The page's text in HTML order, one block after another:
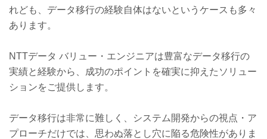
れども、データ移行の経験自体はないというケースも多々
あります。
NTTデータ バリュー・エンジニアは豊富なデータ移行の
実績と経験から、成功のポイントを確実に抑えたソリュー
ションをご提供します。
データ移行は非常に難しく、システム開発からの視点・ア
プローチだけでは、思わぬ落とし穴に陥る危険性がありま